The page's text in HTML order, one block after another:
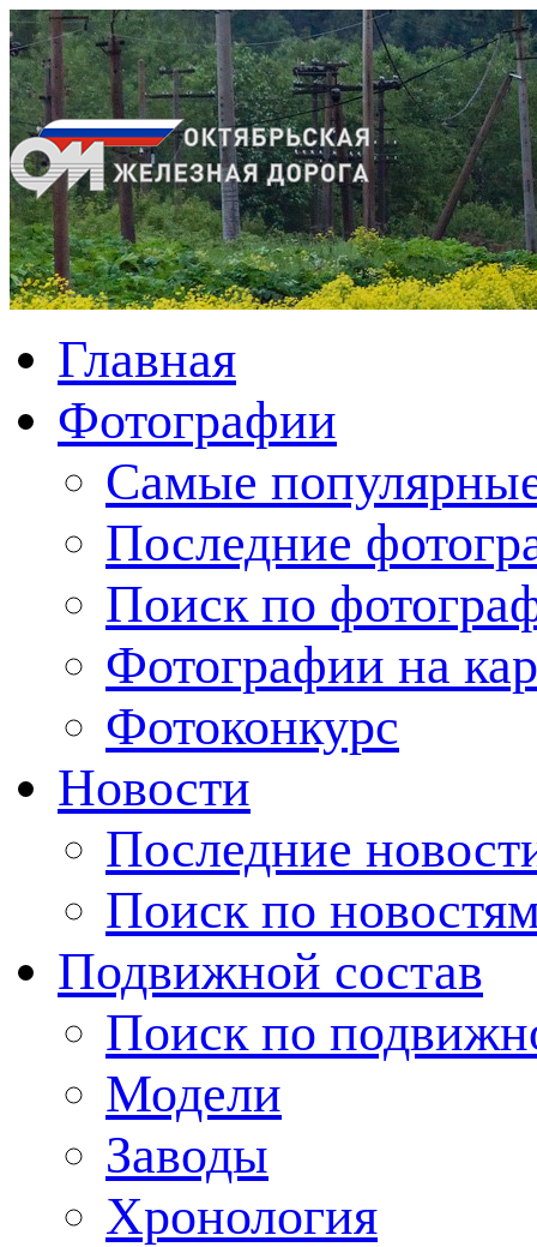
Главная
Фотографии
Cамые
Последние
Поиск по
Фотографии на
Фотоконкурс
Новости
Последние
Поиск по
Подвижной состав
Поиск по
Модели
Заводы
Хронология